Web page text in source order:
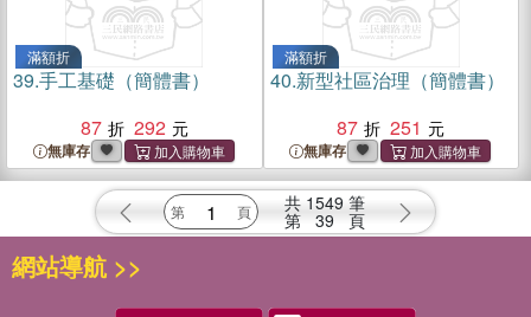
滿額折
39.手工基礎（簡體書）
87
292
無庫存
滿額折
40.新型社區治理（簡體書）
87
251
無庫存
共 1549 筆
第 39 頁
網站導航 >>